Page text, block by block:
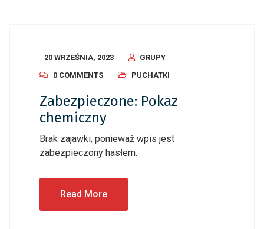
20 WRZEŚNIA, 2023
GRUPY
0 COMMENTS
PUCHATKI
Zabezpieczone: Pokaz
chemiczny
Brak zajawki, ponieważ wpis jest
zabezpieczony hasłem.
Read More